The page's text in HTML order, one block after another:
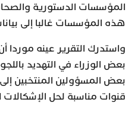
المؤسسات الدستورية
هذه المؤسسات غالبا إلى
واستدرك التقرير عينه موردا
بعض الوزراء في التهديد
بعض المسؤولين المنتخبين
قنوات مناسبة لحل الإشكالات